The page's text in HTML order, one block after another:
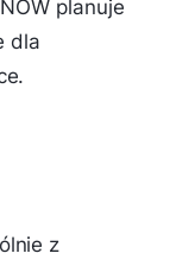
planuje
dla
z